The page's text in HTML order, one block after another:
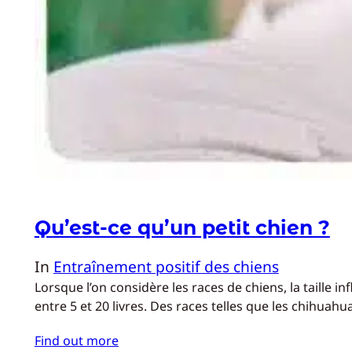
Qu’est-ce qu’un petit chien ?
In Entraînement positif des chiens
Lorsque l’on considère les races de chiens, la taille
entre 5 et 20 livres. Des races telles que les
Find out more